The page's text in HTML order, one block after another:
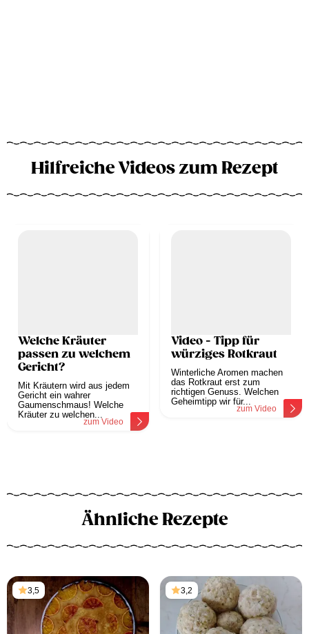
Hilfreiche Videos zum Rezept
Welche Kräuter
passen zu welchem
Gericht?
Mit Kräutern wird aus jedem
Gericht ein wahrer
Gaumenschmaus! Welche
Kräuter zu welchen...
zum Video
Video - Tipp für
würziges Rotkraut
Winterliche Aromen machen
das Rotkraut erst zum
richtigen Genuss. Welchen
Geheimtipp wir für...
zum Video
Ähnliche Rezepte
3,5 3,2